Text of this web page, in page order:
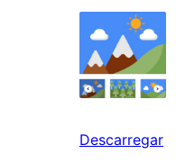
Descarregar